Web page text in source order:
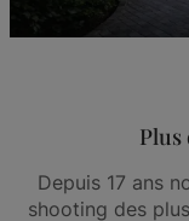
Plus
Depuis 17 ans
shooting des